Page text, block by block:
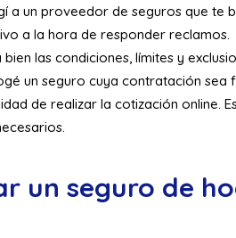
a un proveedor de seguros que te
a la hora de responder reclamos.
las condiciones, límites y
un seguro cuya contratación sea
de realizar la cotización online.
un seguro de